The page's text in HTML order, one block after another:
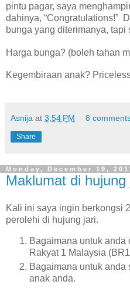
pintu pagar, saya
dahinya, “Congratulations!”
bunga yang diterimanya, tapi
Harga bunga? (boleh tahan
Kegembiraan anak?
Asnija at 3:54 PM 8
Share
Monday, December 19,
Maklumat di hujung
Kali ini saya ingin berkongsi
perolehi di hujung jari.
Bagaimana untuk
Rakyat 1 Malaysia
Bagaimana untuk anda
anak anda.